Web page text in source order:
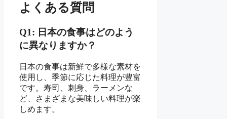
よくある質問
Q1: 日本の食事はどのよう
に異なりますか？
日本の食事は新鮮で多様な素材を
使用し、季節に応じた料理が豊富
です。寿司、刺身、ラーメンな
ど、さまざまな美味しい料理が楽
しめます。